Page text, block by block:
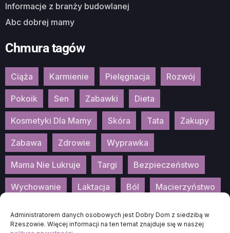
Administratorem danych osobowych jest Dobry Dom z siedzibą w
Rzeszowie. Więcej informacji na ten temat znajduje się w naszej
Informacje z branży budowlanej
Abc dobrej mamy
Chmura tagów
Ciąża Karmienie Pielęgnacja Rozwój
Pokoik Sen Zabawki Dieta
Kosmetyki Dla Mamy Skóra Tata Zakupy
Zabawa Zdrowie Wyprawka
Mama Nie Lukruje Targi Bezpieczeństwo
Wychowanie Laktacja Ból Macierzyństwo